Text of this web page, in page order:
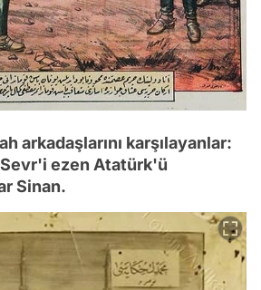
arkadaşlarını karşılayanlar:
ezen Atatürk'ü
Sinan.